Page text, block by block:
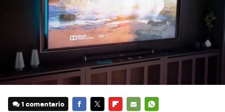
1 comentario